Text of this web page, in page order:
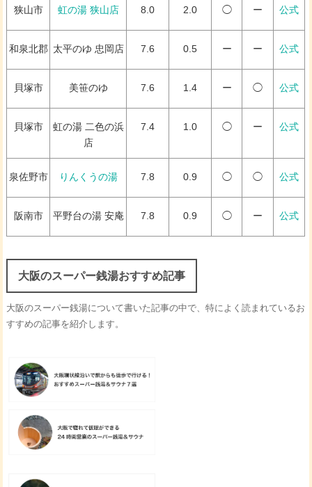
狭山市 虹の湯 狭山店 8.0 2.0 ◯ ー 公式
和泉北郡 太平のゆ 忠岡店 7.6 0.5 ー ー 公式
貝塚市 美笹のゆ 7.6 1.4 ー ◯ 公式
貝塚市
虹の湯 二色の浜
店
7.4 1.0 ◯ ー 公式
泉佐野市 りんくうの湯 7.8 0.9 ◯ ◯ 公式
阪南市 平野台の湯 安庵 7.8 0.9 ◯ ー 公式
大阪のスーパー銭湯おすすめ記事
大阪のスーパー銭湯について書いた記事の中で、特によく読まれているお
すすめの記事を紹介します。